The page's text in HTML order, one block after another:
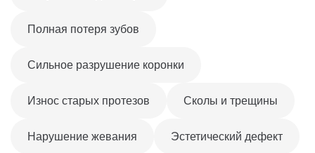
Полная потеря зубов
Сильное разрушение коронки
Износ старых протезов Сколы и трещины
Нарушение жевания Эстетический дефект